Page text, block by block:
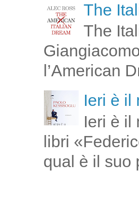
The
The
l’American
Ieri è il
Ieri è il
libri
qual è il suo